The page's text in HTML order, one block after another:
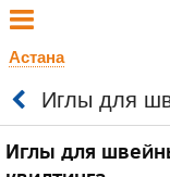
Астана
Иглы для
Иглы для